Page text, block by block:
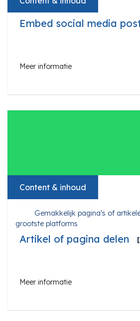
Embed social media
Meer informatie
Content & inhoud
Gemakkelijk pagina's of
grootste platforms
Artikel of pagina delen
Meer informatie